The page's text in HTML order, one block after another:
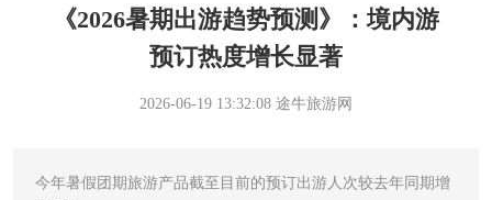
《2026暑期出游趋势预测》：境内游
预订热度增长显著
2026-06-19 13:32:08 途牛旅游网
今年暑假团期旅游产品截至目前的预订出游人次较去年同期增